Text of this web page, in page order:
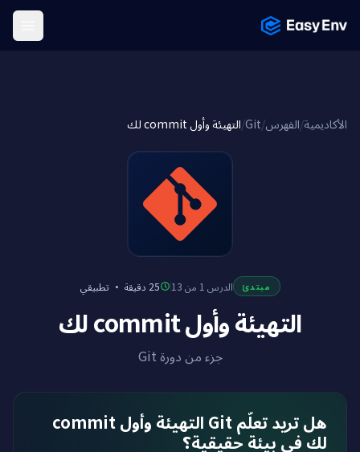
Menu
الأكاديمية/الفهرس/
Git
/التهيئة وأول commit لك
مبتدئ الدرس 1 من 13 25 دقيقة · تطبيقي
التهيئة وأول commit لك
جزء من دورة Git
هل تريد تعلّم Git التهيئة وأول commit
لك في بيئة حقيقية؟